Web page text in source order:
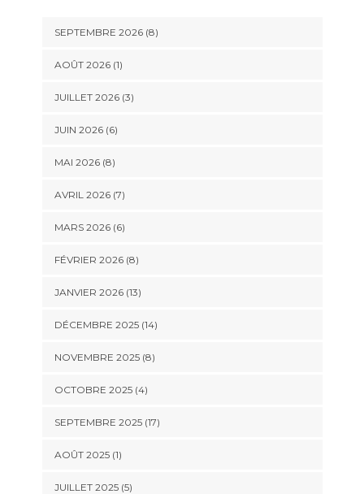
SEPTEMBRE 2026 (8)
AOÛT 2026 (1)
JUILLET 2026 (3)
JUIN 2026 (6)
MAI 2026 (8)
AVRIL 2026 (7)
MARS 2026 (6)
FÉVRIER 2026 (8)
JANVIER 2026 (13)
DÉCEMBRE 2025 (14)
NOVEMBRE 2025 (8)
OCTOBRE 2025 (4)
SEPTEMBRE 2025 (17)
AOÛT 2025 (1)
JUILLET 2025 (5)